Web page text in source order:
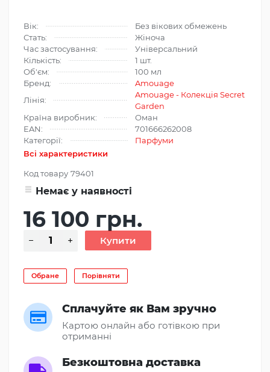
Вік:
Без вікових обмежень
Стать:
Жіноча
Час застосування:
Універсальний
Кількість:
1 шт.
Об'єм:
100 мл
Бренд:
Amouage
Лінія:
Amouage - Колекція Secret
Garden
Країна виробник:
Оман
EAN:
701666262008
Категорії:
Парфуми
Всі характеристики
Код товару 79401
Немає у наявності
16 100 грн.
Обране Порівняти
Сплачуйте як Вам зручно
Картою онлайн або готівкою при
отриманні
Безкоштовна доставка